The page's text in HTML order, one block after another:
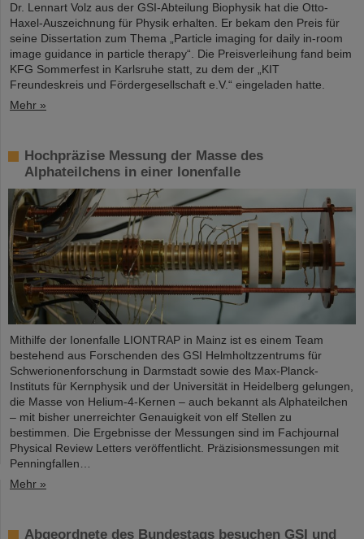
Dr. Lennart Volz aus der GSI-Abteilung Biophysik hat die Otto-
Haxel-Auszeichnung für Physik erhalten. Er bekam den Preis für
seine Dissertation zum Thema „Particle imaging for daily in-room
image guidance in particle therapy“. Die Preisverleihung fand beim
KFG Sommerfest in Karlsruhe statt, zu dem der „KIT
Freundeskreis und Fördergesellschaft e.V.“ eingeladen hatte.
Mehr »
Hochpräzise Messung der Masse des
Alphateilchens in einer Ionenfalle
Mithilfe der Ionenfalle LIONTRAP in Mainz ist es einem Team
bestehend aus Forschenden des GSI Helmholtzzentrums für
Schwerionenforschung in Darmstadt sowie des Max-Planck-
Instituts für Kernphysik und der Universität in Heidelberg gelungen,
die Masse von Helium-4-Kernen – auch bekannt als Alphateilchen
– mit bisher unerreichter Genauigkeit von elf Stellen zu
bestimmen. Die Ergebnisse der Messungen sind im Fachjournal
Physical Review Letters veröffentlicht. Präzisionsmessungen mit
Penningfallen…
Mehr »
Abgeordnete des Bundestags besuchen GSI und